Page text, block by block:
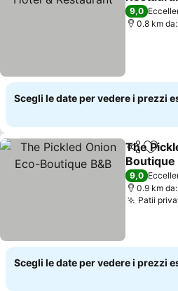
Scopri i
9,0
0.8 km
Scegli le date per vedere i prezzi
Condividi
The
Boutique
Scopri i
9,0
0.9 km
Patii
Scegli le date per vedere i prezzi